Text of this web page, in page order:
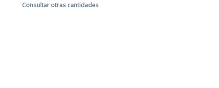
Consultar otras cantidades